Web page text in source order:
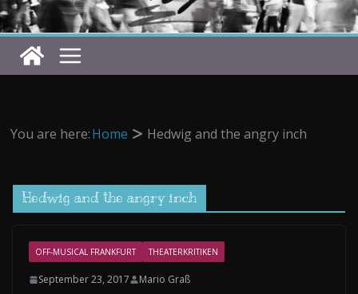
You are here:Home Hedwig and the angry inch
Hedwig and the angry inch
OFF-MUSICAL FRANKFURT THEATERKRITIKEN
September 23, 2017 Mario Graß